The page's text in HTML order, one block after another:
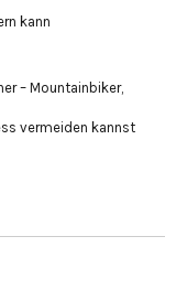
kann
– Mountainbiker,
vermeiden kannst